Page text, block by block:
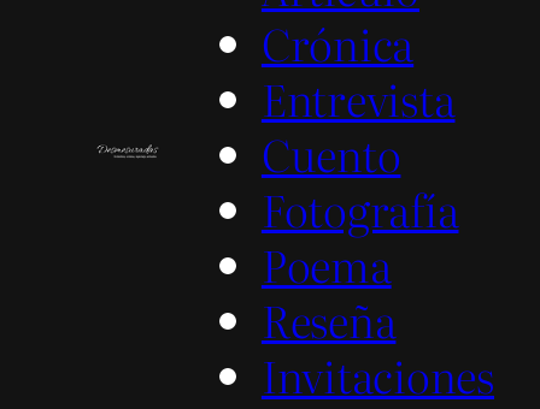
Crónica
Entrevista
Cuento
Fotografía
Poema
Reseña
Invitaciones